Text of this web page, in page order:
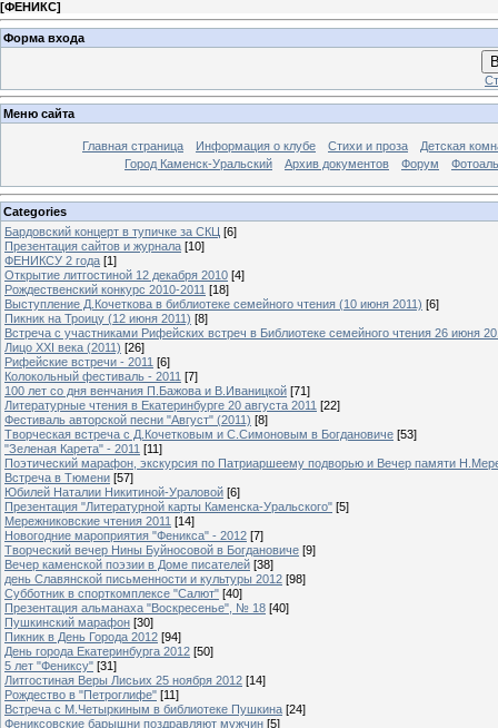
[ФЕНИКС]
Форма входа
Меню сайта
Главная страница Информация о клубе Стихи и проза
Детская
Город Каменск-Уральский
Архив документов Форум
Categories
Бардовский концерт в тупичке за СКЦ [6]
Презентация сайтов и журнала [10]
ФЕНИКСУ 2 года [1]
Открытие литгостиной 12 декабря 2010 [4]
Рождественский конкурс 2010-2011 [18]
Выступление Д.Кочеткова в библиотеке семейного чтения (10 июня 2011) [6]
Пикник на Троицу (12 июня 2011) [8]
Встреча с участниками Рифейских встреч в Библиотеке семейного чтения 26 июня
Лицо XXI века (2011) [26]
Рифейские встречи - 2011 [6]
Колокольный фестиваль - 2011 [7]
100 лет со дня венчания П.Бажова и В.Иваницкой [71]
Литературные чтения в Екатеринбурге 20 августа 2011 [22]
Фестиваль авторской песни "Август" (2011) [8]
Творческая встреча с Д.Кочетковым и С.Симоновым в Богдановиче [53]
"Зеленая Карета" - 2011 [11]
Поэтический марафон, экскурсия по Патриаршеему подворью и Вечер памяти
Встреча в Тюмени [57]
Юбилей Наталии Никитиной-Ураловой [6]
Презентация "Литературной карты Каменска-Уральского" [5]
Мережниковские чтения 2011 [14]
Новогодние мароприятия "Феникса" - 2012 [7]
Творческий вечер Нины Буйносовой в Богдановиче [9]
Вечер каменской поэзии в Доме писателей [38]
день Славянской письменности и культуры 2012 [98]
Субботник в спорткомплексе "Салют" [40]
Презентация альманаха "Воскресенье", № 18 [40]
Пушкинский марафон [30]
Пикник в День Города 2012 [94]
День города Екатеринбурга 2012 [50]
5 лет "Фениксу" [31]
Литгостиная Веры Лисьих 25 ноября 2012 [14]
Рождество в "Петроглифе" [11]
Встреча с М.Четыркиным в библиотеке Пушкина [24]
Фениксовские барышни поздравляют мужчин [5]